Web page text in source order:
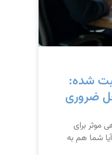
شده:
ضروری
موثر برای
شما هم به